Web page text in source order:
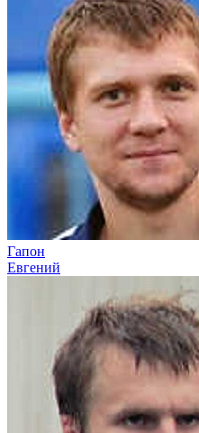
Гапон
Евгений